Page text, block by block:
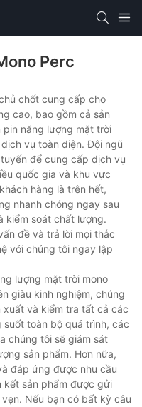
Perc
chốt cung cấp cho
cao, bao gồm cả sản
pin năng lượng mặt trời
vụ toàn diện. Đội ngũ
để cung cấp dịch vụ
quốc gia và khu vực
hàng là trên hết,
nhanh chóng ngay sau
kiểm soát chất lượng.
đề và trả lời mọi thắc
với chúng tôi ngay lập
lượng mặt trời mono
giàu kinh nghiệm, chúng
và kiểm tra tất cả các
suốt toàn bộ quá trình, các
chúng tôi sẽ giám sát
sản phẩm. Hơn nữa,
đáp ứng được nhu cầu
kết sản phẩm được gửi
Nếu bạn có bất kỳ câu